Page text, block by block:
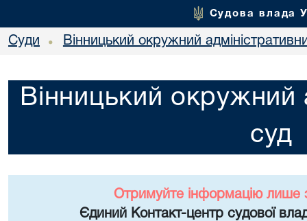
Судова влада
Суди • Вінницький окружний
Вінницький окружний
суд
Отримуйте інформацію лише
Єдиний Контакт-центр судової